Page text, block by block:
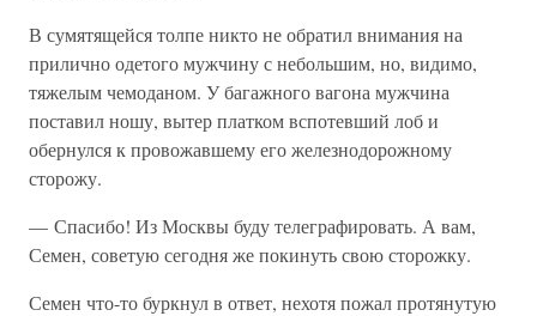
В сумятящейся толпе никто не обратил внимания на
прилично одетого мужчину с небольшим, но, видимо,
тяжелым чемоданом. У багажного вагона мужчина
поставил ношу, вытер платком вспотевший лоб и
обернулся к провожавшему его железнодорожному
сторожу.
— Спасибо! Из Москвы буду телеграфировать. А вам,
Семен, советую сегодня же покинуть свою сторожку.
Семен что-то буркнул в ответ, нехотя пожал протянутую